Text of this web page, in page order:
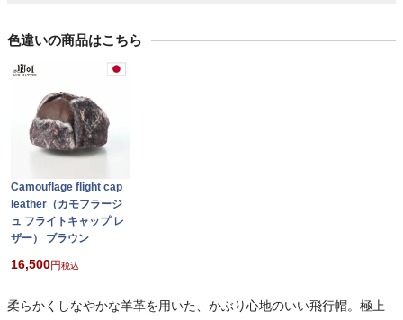
色違いの商品はこちら
Camouflage flight cap
leather（カモフラージ
ュ フライトキャップ レ
ザー） ブラウン
16,500 税込
柔らかくしなやかな羊革を用いた、かぶり心地のいい飛行帽。極上